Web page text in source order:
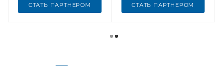
СТАТЬ ПАРТНЕРОМ СТАТЬ ПАРТНЕРОМ